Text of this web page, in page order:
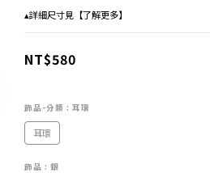
▴詳細尺寸見【了解更多】
NT$580
飾品-分類 : 耳環
耳環
飾品 : 銀